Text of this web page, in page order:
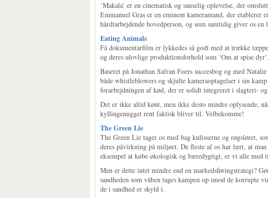
‘Makala’ er en cinematisk og sanselig oplevelse, der
Emmanuel Gras er en eminent kameramand, der etablerer
hårdtarbejdende hovedperson, og som samtidig giver os
Eating Animals
Få dokumentarfilm er lykkedes så godt med at trække
og deres ulovlige produktionsforhold som ‘Om at spise dyr’.
Baseret på Jonathan Safran Foers succesbog og med
både whistleblowers og skjulte kameraoptagelser i sin
forarbejdningen af kød, der er solidt integreret i slagteri-
Det er ikke altid kønt, men ikke desto mindre oplysende,
kyllingenugget rent faktisk bliver til. Velbekomme!
The Green Lie
The Green Lie tager os med bag kulisserne og røgsløret,
deres påvirkning på miljøet. De fleste af os har lært, at
eksempel at købe økologisk og bæredygtigt, er vi alle med
Men er dette intet mindre end en markedsføringstrategi?
sandheden som våben tages kampen op imod de korrupte
de i sandhed er skyld i.